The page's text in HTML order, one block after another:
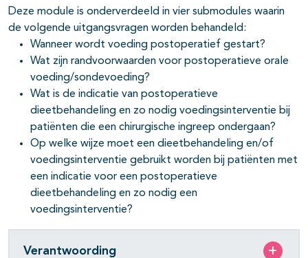
open- en dichtklappen
Deze module is onderverdeeld in vier submodules waarin
de volgende uitgangsvragen worden behandeld:
Wanneer wordt voeding postoperatief gestart?
Wat zijn randvoorwaarden voor postoperatieve orale
voeding/sondevoeding?
Wat is de indicatie van postoperatieve
dieetbehandeling en zo nodig voedingsinterventie bij
patiënten die een chirurgische ingreep ondergaan?
Op welke wijze moet een dieetbehandeling en/of
voedingsinterventie gebruikt worden bij patiënten met
een indicatie voor een postoperatieve
dieetbehandeling en zo nodig een
voedingsinterventie?
Verantwoording